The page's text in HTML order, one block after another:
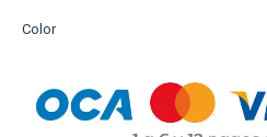
Color